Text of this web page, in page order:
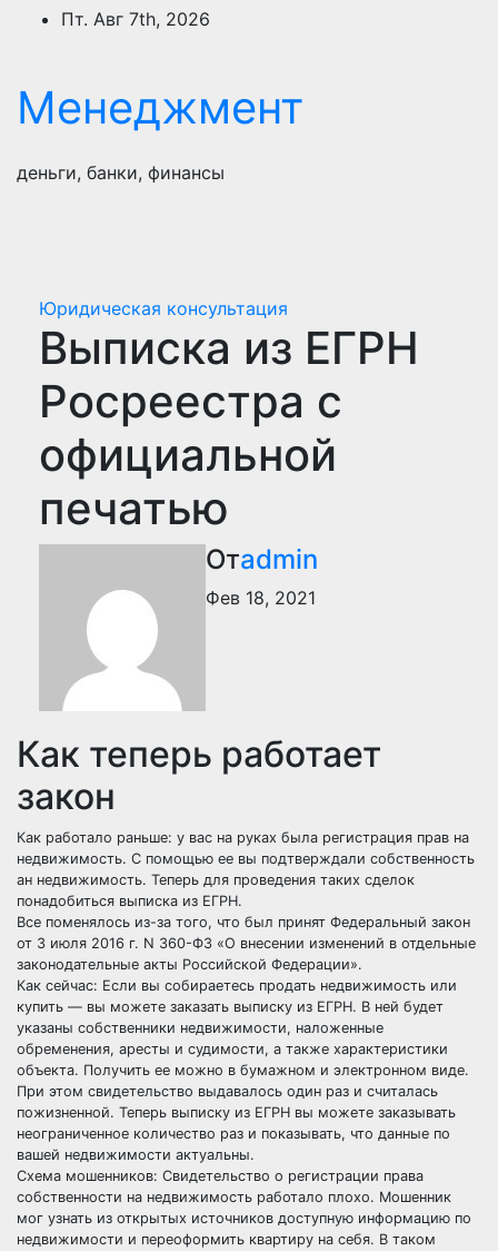
ПерейтиПт. Авг 7th, 2026
Менеджмент
деньги, банки, финансы
Юридическая консультация
Выписка из ЕГРН
Росреестра с
официальной
печатью
Отadmin
Фев 18, 2021
Как теперь работает
закон
Как работало раньше: у вас на руках была регистрация прав на
недвижимость. С помощью ее вы подтверждали собственность
ан недвижимость. Теперь для проведения таких сделок
понадобиться выписка из ЕГРН.
Все поменялось из-за того, что был принят Федеральный закон
от 3 июля 2016 г. N 360-ФЗ «О внесении изменений в отдельные
законодательные акты Российской Федерации».
Как сейчас: Если вы собираетесь продать недвижимость или
купить — вы можете заказать выписку из ЕГРН. В ней будет
указаны собственники недвижимости, наложенные
обременения, аресты и судимости, а также характеристики
объекта. Получить ее можно в бумажном и электронном виде.
При этом свидетельство выдавалось один раз и считалась
пожизненной. Теперь выписку из ЕГРН вы можете заказывать
неограниченное количество раз и показывать, что данные по
вашей недвижимости актуальны.
Схема мошенников: Свидетельство о регистрации права
собственности на недвижимость работало плохо. Мошенник
мог узнать из открытых источников доступную информацию по
недвижимости и переоформить квартиру на себя. В таком